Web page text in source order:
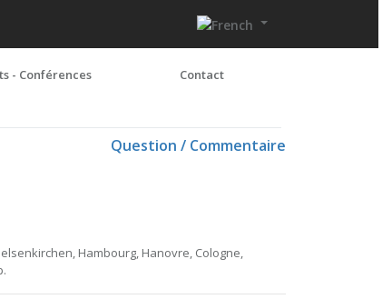
- Conférences Contact
Question / Commentaire
Hambourg, Hanovre, Cologne,